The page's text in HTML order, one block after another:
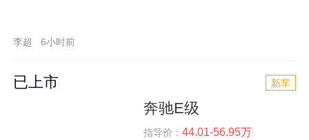
李超 6小时前
已上市 新车
奔驰E级
指导价： 44.01-56.95万